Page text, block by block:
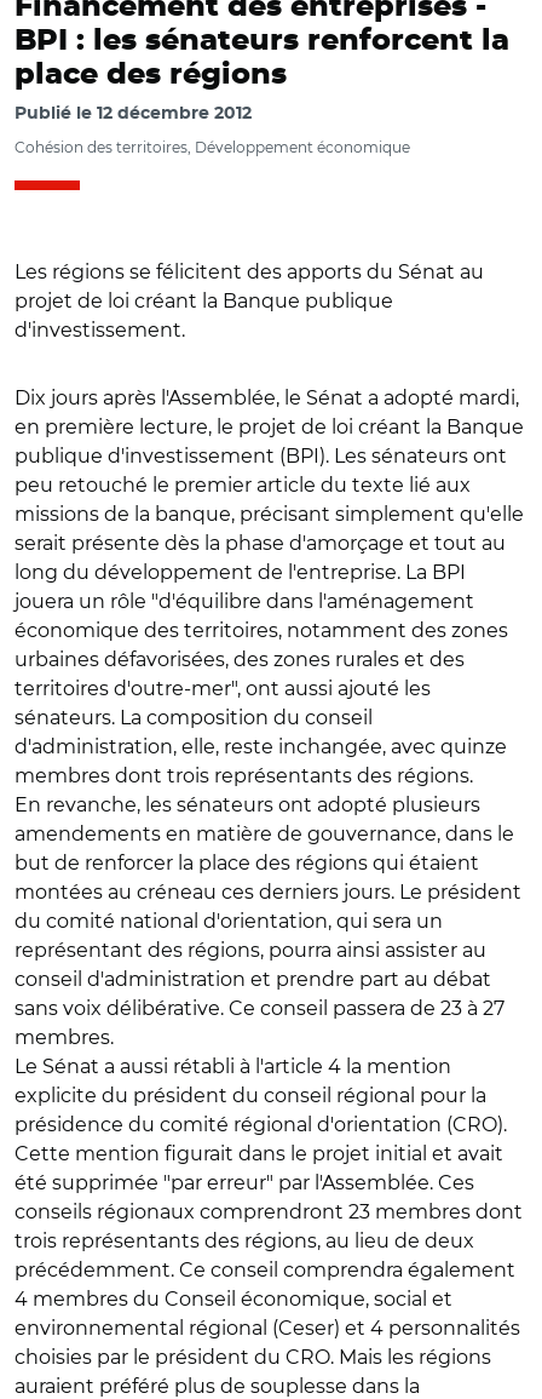
Financement des entreprises -
BPI : les sénateurs renforcent la
place des régions
Publié le 12 décembre 2012
Cohésion des territoires, Développement économique
Les régions se félicitent des apports du Sénat au
projet de loi créant la Banque publique
d'investissement.
Dix jours après l'Assemblée, le Sénat a adopté mardi,
en première lecture, le projet de loi créant la Banque
publique d'investissement (BPI). Les sénateurs ont
peu retouché le premier article du texte lié aux
missions de la banque, précisant simplement qu'elle
serait présente dès la phase d'amorçage et tout au
long du développement de l'entreprise. La BPI
jouera un rôle "d'équilibre dans l'aménagement
économique des territoires, notamment des zones
urbaines défavorisées, des zones rurales et des
territoires d'outre-mer", ont aussi ajouté les
sénateurs. La composition du conseil
d'administration, elle, reste inchangée, avec quinze
membres dont trois représentants des régions.
En revanche, les sénateurs ont adopté plusieurs
amendements en matière de gouvernance, dans le
but de renforcer la place des régions qui étaient
montées au créneau ces derniers jours. Le président
du comité national d'orientation, qui sera un
représentant des régions, pourra ainsi assister au
conseil d'administration et prendre part au débat
sans voix délibérative. Ce conseil passera de 23 à 27
membres.
Le Sénat a aussi rétabli à l'article 4 la mention
explicite du président du conseil régional pour la
présidence du comité régional d'orientation (CRO).
Cette mention figurait dans le projet initial et avait
été supprimée "par erreur" par l'Assemblée. Ces
conseils régionaux comprendront 23 membres dont
trois représentants des régions, au lieu de deux
précédemment. Ce conseil comprendra également
4 membres du Conseil économique, social et
environnemental régional (Ceser) et 4 personnalités
choisies par le président du CRO. Mais les régions
auraient préféré plus de souplesse dans la